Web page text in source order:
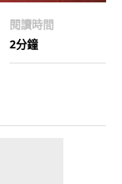
閱讀時間
2分鐘